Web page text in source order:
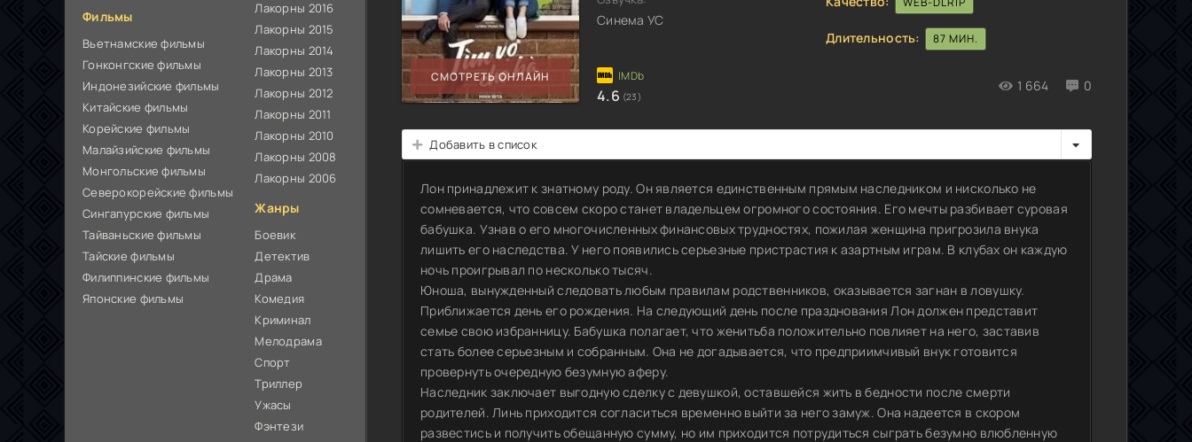
Фильмы
Вьетнамские фильмы
Гонконгские фильмы
Индонезийские фильмы
Китайские фильмы
Корейские фильмы
Малайзийские фильмы
Монгольские фильмы
Северокорейские фильмы
Сингапурские фильмы
Тайваньские фильмы
Тайские фильмы
Филиппинские фильмы
Японские фильмы
Лакорны 2016
Лакорны 2015
Лакорны 2014
Лакорны 2013
Лакорны 2012
Лакорны 2011
Лакорны 2010
Лакорны 2008
Лакорны 2006
Жанры
Боевик
Детектив
Драма
Комедия
Криминал
Мелодрама
Спорт
Триллер
Ужасы
Фэнтези
СМОТРЕТЬ ОНЛАЙН
Синема УС
4.6 (23)
1 664 0
Длительность: 87 МИН.
Добавить в список
Лон принадлежит к знатному роду. Он является единственным прямым наследником и нисколько не
сомневается, что совсем скоро станет владельцем огромного состояния. Его мечты разбивает суровая
бабушка. Узнав о его многочисленных финансовых трудностях, пожилая женщина пригрозила внука
лишить его наследства. У него появились серьезные пристрастия к азартным играм. В клубах он каждую
ночь проигрывал по несколько тысяч.
Юноша, вынужденный следовать любым правилам родственников, оказывается загнан в ловушку.
Приближается день его рождения. На следующий день после празднования Лон должен представит
семье свою избранницу. Бабушка полагает, что женитьба положительно повлияет на него, заставив
стать более серьезным и собранным. Она не догадывается, что предприимчивый внук готовится
провернуть очередную безумную аферу.
Наследник заключает выгодную сделку с девушкой, оставшейся жить в бедности после смерти
родителей. Линь приходится согласиться временно выйти за него замуж. Она надеется в скором
развестись и получить обещанную сумму, но им приходится потрудиться сыграть безумно влюбленную